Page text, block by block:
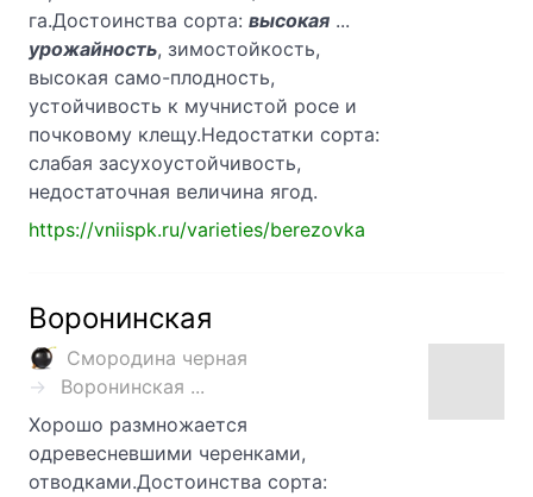
га.Достоинства сорта: высокая ...
урожайность, зимостойкость,
высокая само-плодность,
устойчивость к мучнистой росе и
почковому клещу.Недостатки сорта:
слабая засухоустойчивость,
недостаточная величина ягод.
https://vniispk.ru/varieties/berezovka
Воронинская
Смородина черная
Воронинская ...
Хорошо размножается
одревесневшими черенками,
отводками.Достоинства сорта: